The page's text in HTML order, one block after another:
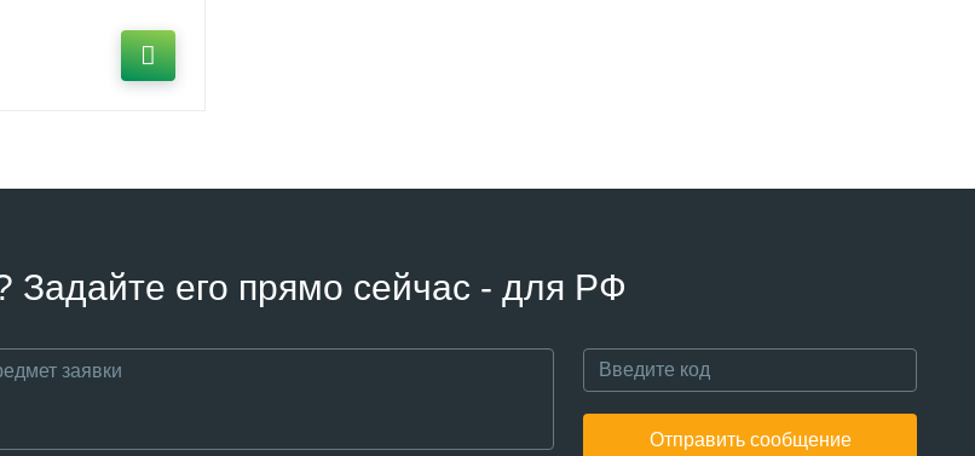
Задайте его прямо сейчас - для РФ
Отправить сообщение